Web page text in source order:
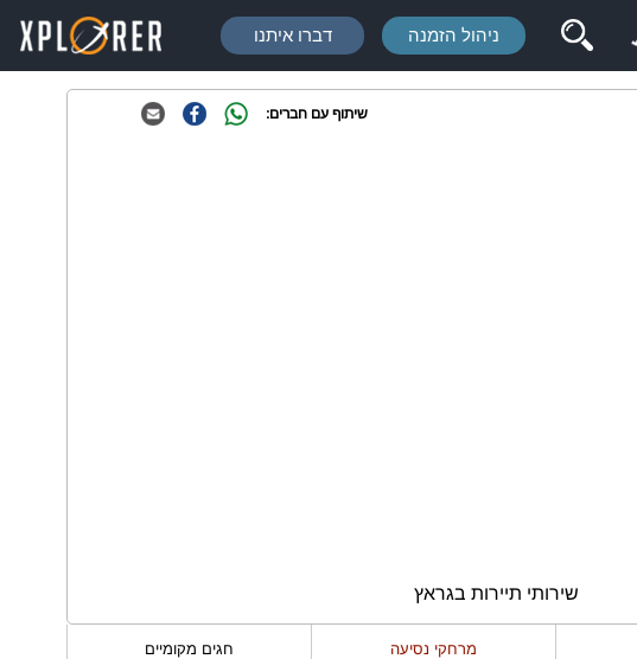
ניהול הזמנה דברו איתנו
שיתוף עם חברים:
שירותי תיירות בגראץ
מרחקי נסיעה חגים מקומיים